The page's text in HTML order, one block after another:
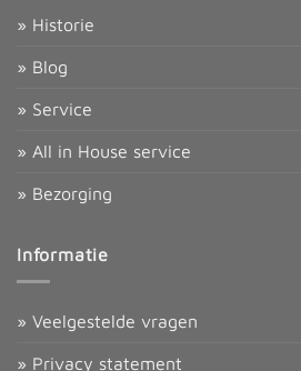
» Historie
» Blog
» Service
» All in House service
» Bezorging
Informatie
» Veelgestelde vragen
» Privacy statement